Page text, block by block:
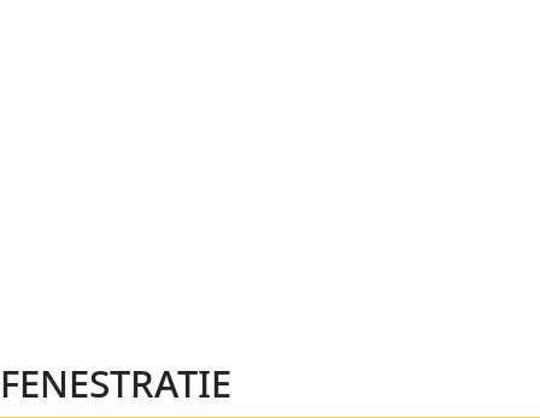
fenestratie